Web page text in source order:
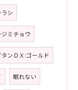
シ
ジミチョウ
ンＤＸ:ゴールド
眠れない